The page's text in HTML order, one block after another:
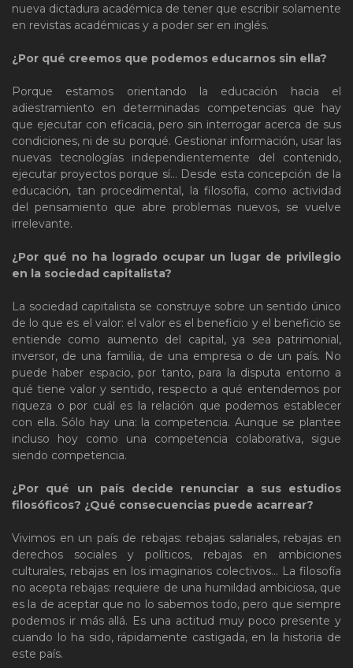
nueva dictadura académica de tener que escribir solamente
en revistas académicas y a poder ser en inglés.
¿Por qué creemos que podemos educarnos sin ella?
Porque estamos orientando la educación hacia el
adiestramiento en determinadas competencias que hay
que ejecutar con eficacia, pero sin interrogar acerca de sus
condiciones, ni de su porqué. Gestionar información, usar las
nuevas tecnologías independientemente del contenido,
ejecutar proyectos porque sí… Desde esta concepción de la
educación, tan procedimental, la filosofía, como actividad
del pensamiento que abre problemas nuevos, se vuelve
irrelevante.
¿Por qué no ha logrado ocupar un lugar de privilegio
en la sociedad capitalista?
La sociedad capitalista se construye sobre un sentido único
de lo que es el valor: el valor es el beneficio y el beneficio se
entiende como aumento del capital, ya sea patrimonial,
inversor, de una familia, de una empresa o de un país. No
puede haber espacio, por tanto, para la disputa entorno a
qué tiene valor y sentido, respecto a qué entendemos por
riqueza o por cuál es la relación que podemos establecer
con ella. Sólo hay una: la competencia. Aunque se plantee
incluso hoy como una competencia colaborativa, sigue
siendo competencia.
¿Por qué un país decide renunciar a sus estudios
filosóficos? ¿Qué consecuencias puede acarrear?
Vivimos en un país de rebajas: rebajas salariales, rebajas en
derechos sociales y políticos, rebajas en ambiciones
culturales, rebajas en los imaginarios colectivos… La filosofía
no acepta rebajas: requiere de una humildad ambiciosa, que
es la de aceptar que no lo sabemos todo, pero que siempre
podemos ir más allá. Es una actitud muy poco presente y
cuando lo ha sido, rápidamente castigada, en la historia de
este país.